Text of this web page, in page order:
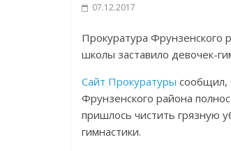
07.12.2017
Прокуратура Фрунзенского
школы заставило девочек-
Сайт Прокуратуры
Фрунзенского района
пришлось чистить грязную
гимнастики.